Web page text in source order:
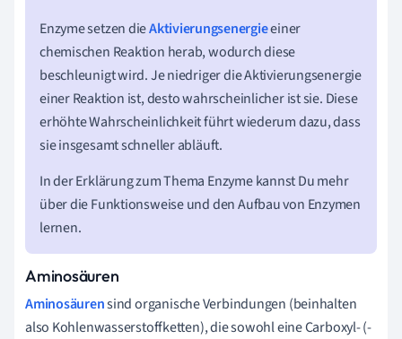
Enzyme setzen dieAktivierungsenergieeiner
chemischen Reaktion herab, wodurch diese
beschleunigt wird. Je niedriger die Aktivierungsenergie
einer Reaktion ist, desto wahrscheinlicher ist sie. Diese
erhöhte Wahrscheinlichkeit führt wiederum dazu, dass
sie insgesamt schneller abläuft.
In der Erklärung zum Thema Enzyme kannst Du mehr
über die Funktionsweise und den Aufbau von Enzymen
lernen.
Aminosäuren
Aminosäurensind organische Verbindungen (beinhalten
also Kohlenwasserstoffketten), die sowohl eine Carboxyl- (-